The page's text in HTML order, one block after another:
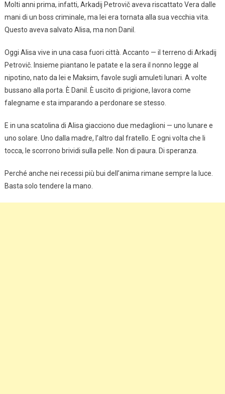
Molti anni prima, infatti, Arkadij Petrovič aveva riscattato Vera dalle
mani di un boss criminale, ma lei era tornata alla sua vecchia vita.
Questo aveva salvato Alisa, ma non Danil.
Oggi Alisa vive in una casa fuori città. Accanto — il terreno di Arkadij
Petrovič. Insieme piantano le patate e la sera il nonno legge al
nipotino, nato da lei e Maksim, favole sugli amuleti lunari. A volte
bussano alla porta. È Danil. È uscito di prigione, lavora come
falegname e sta imparando a perdonare se stesso.
E in una scatolina di Alisa giacciono due medaglioni — uno lunare e
uno solare. Uno dalla madre, l’altro dal fratello. E ogni volta che li
tocca, le scorrono brividi sulla pelle. Non di paura. Di speranza.
Perché anche nei recessi più bui dell’anima rimane sempre la luce.
Basta solo tendere la mano.